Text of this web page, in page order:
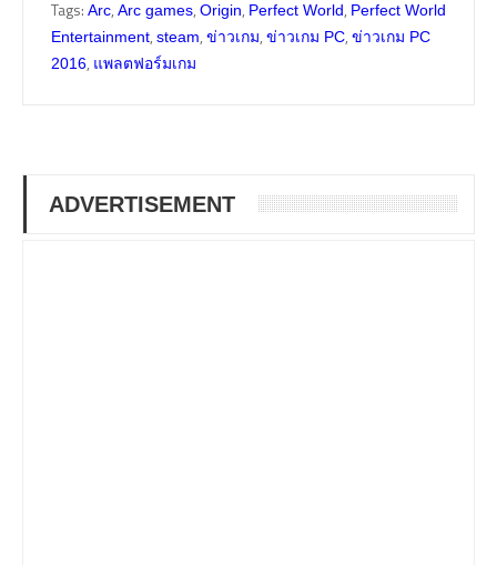
Tags: Arc, Arc games, Origin, Perfect World, Perfect World
Entertainment, steam, ข่าวเกม, ข่าวเกม PC, ข่าวเกม PC
2016, แพลตฟอร์มเกม
ADVERTISEMENT